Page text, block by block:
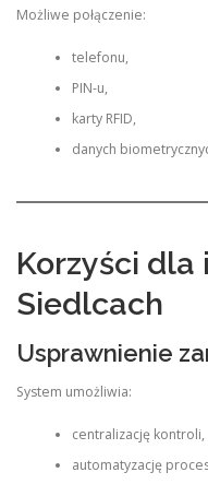
Możliwe połączenie:
telefonu,
PIN-u,
karty RFID,
danych
Korzyści
Siedlcach
Usprawnienie
System umożliwia:
centralizację kontroli,
automatyzację